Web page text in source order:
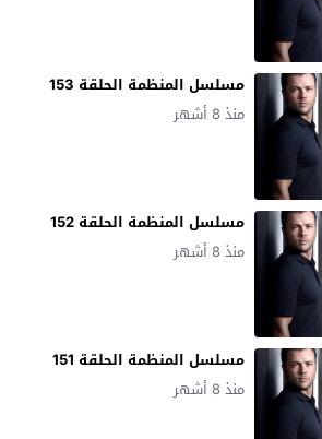
مسلسل المنظمة الحلقة 153
منذ 8 أشهر
مسلسل المنظمة الحلقة 152
منذ 8 أشهر
مسلسل المنظمة الحلقة 151
منذ 8 أشهر